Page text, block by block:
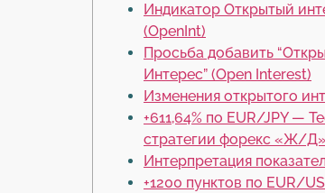
Индикатор Открытый
(OpenInt)
Просьба добавить
Интерес” (Open Interest)
Изменения открытого
+611,64% по EUR/JPY —
стратегии форекс «Ж/Д»
Интерпретация
+1200 пунктов по EUR/